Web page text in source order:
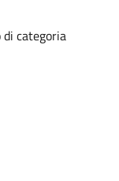
categoria